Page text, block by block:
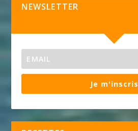
NEWSLETTER
Je m'inscris